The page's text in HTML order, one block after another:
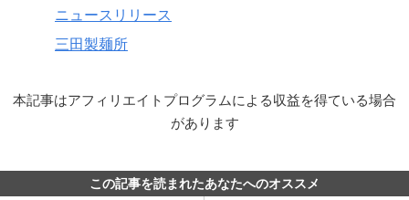
ニュースリリース
三田製麺所
本記事はアフィリエイトプログラムによる収益を得ている場合
があります
この記事を読まれたあなたへのオススメ